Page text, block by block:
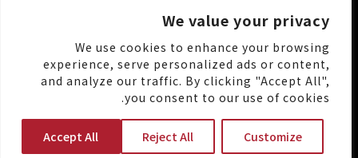
We value your privacy
We use cookies to enhance your browsing
experience, serve personalized ads or content,
and analyze our traffic. By clicking "Accept All",
you consent to our use of cookies.
Customize
Reject All
Accept All
No.88, Keji 1st Rd., Guishan Dist., Taoyuan City
333, Taiwan (R.O.C.)